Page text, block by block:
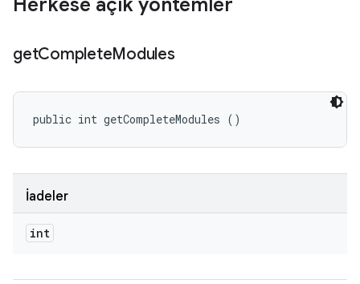
Herkese açık yöntemler
getCompleteModules
public int getCompleteModules ()
İadeler
int